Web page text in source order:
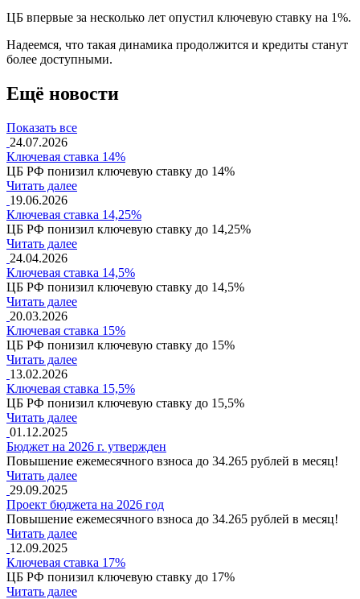
ЦБ впервые за несколько лет опустил ключевую ставку на 1%.
Надеемся, что такая динамика продолжится и кредиты станут
более доступными.
Ещё новости
Показать все
24.07.2026
Ключевая ставка 14%
ЦБ РФ понизил ключевую ставку до 14%
Читать далее
19.06.2026
Ключевая ставка 14,25%
ЦБ РФ понизил ключевую ставку до 14,25%
Читать далее
24.04.2026
Ключевая ставка 14,5%
ЦБ РФ понизил ключевую ставку до 14,5%
Читать далее
20.03.2026
Ключевая ставка 15%
ЦБ РФ понизил ключевую ставку до 15%
Читать далее
13.02.2026
Ключевая ставка 15,5%
ЦБ РФ понизил ключевую ставку до 15,5%
Читать далее
01.12.2025
Бюджет на 2026 г. утвержден
Повышение ежемесячного взноса до 34.265 рублей в месяц!
Читать далее
29.09.2025
Проект бюджета на 2026 год
Повышение ежемесячного взноса до 34.265 рублей в месяц!
Читать далее
12.09.2025
Ключевая ставка 17%
ЦБ РФ понизил ключевую ставку до 17%
Читать далее